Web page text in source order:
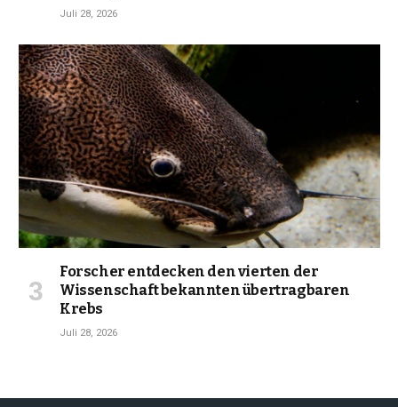
Juli 28, 2026
Forscher entdecken den vierten der
Wissenschaft bekannten übertragbaren
Krebs
Juli 28, 2026